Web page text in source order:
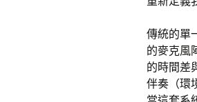
傳統的單
的麥克風
的時間差
伴奏（環